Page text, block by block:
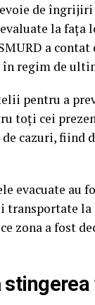
de
la fața
a
regim de
pentru a
toți cei
cazuri, fiind
evacuate au
transportate
zona a fost